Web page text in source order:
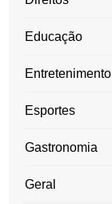
Educação
Entretenimento
Esportes
Gastronomia
Geral